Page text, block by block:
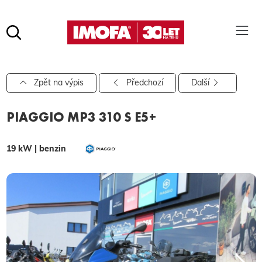
hledat
Pro vyhledávání zadejte alespoň 3 znaky.
Zpět na výpis Předchozí Další
PIAGGIO MP3 310 S E5+
19 kW | benzin